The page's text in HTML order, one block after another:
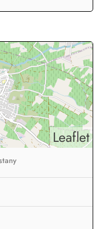
Leaflet